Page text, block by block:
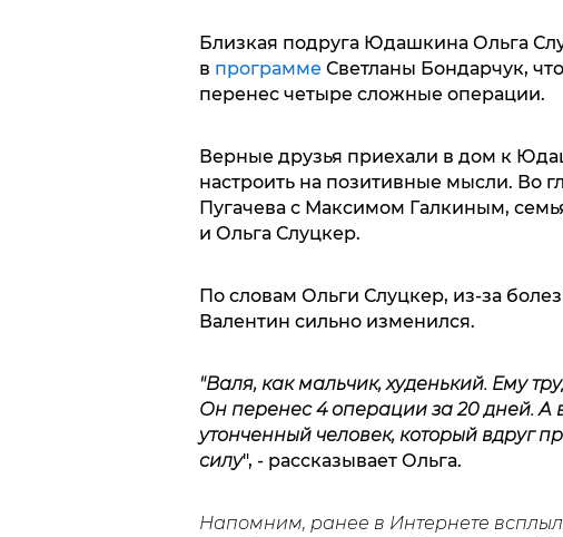
Близкая подруга Юдашкина Ольга
в программе Светланы Бондарчук,
перенес четыре сложные операции.
Верные друзья приехали в дом к
настроить на позитивные мысли. Во
Пугачева с Максимом Галкиным,
и Ольга Слуцкер.
По словам Ольги Слуцкер, из-за
Валентин сильно изменился.
"Валя, как мальчик, худенький. Ему
Он перенес 4 операции за 20 дней. А
утонченный человек, который вдруг
силу", - рассказывает Ольга.
Напомним, ранее в Интернете